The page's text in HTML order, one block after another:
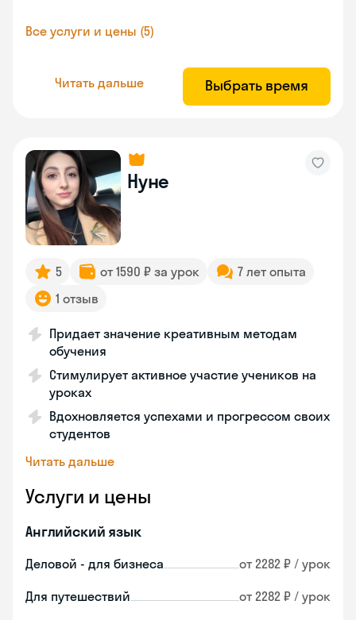
Все услуги и цены (5)
Читать дальше Выбрать время
Нуне
5 от 1590 ₽ за урок
7 лет опыта
1 отзыв
Придает значение креативным методам
обучения
Стимулирует активное участие учеников на
уроках
Вдохновляется успехами и прогрессом своих
студентов
Читать дальше
Услуги и цены
Английский язык
Деловой - для бизнеса от 2282 ₽ / урок
Для путешествий от 2282 ₽ / урок